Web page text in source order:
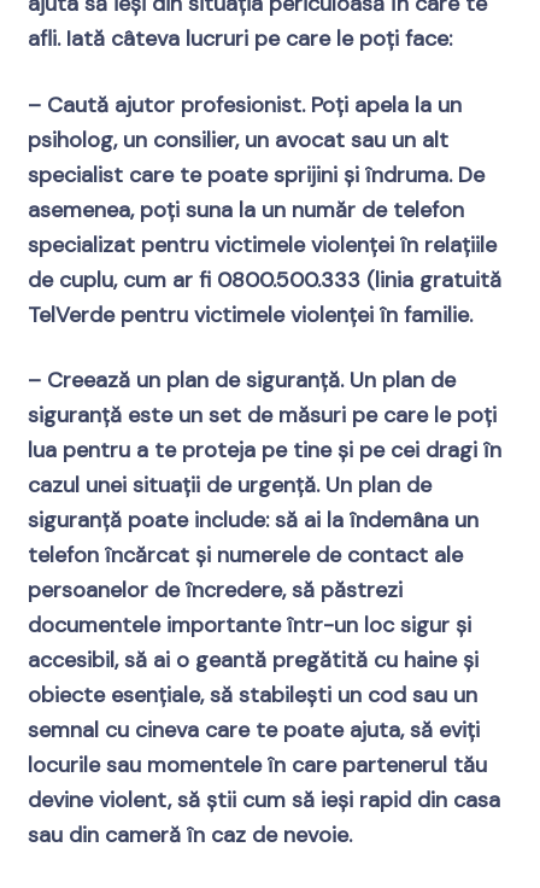
afli. Iată câteva lucruri pe care le poți face:
– Caută ajutor profesionist. Poți apela la un
psiholog, un consilier, un avocat sau un alt
specialist care te poate sprijini și îndruma. De
asemenea, poți suna la un număr de telefon
specializat pentru victimele violenței în relațiile
de cuplu, cum ar fi 0800.500.333 (linia gratuită
TelVerde pentru victimele violenței în familie.
– Creează un plan de siguranță. Un plan de
siguranță este un set de măsuri pe care le poți
lua pentru a te proteja pe tine și pe cei dragi în
cazul unei situații de urgență. Un plan de
siguranță poate include: să ai la îndemâna un
telefon încărcat și numerele de contact ale
persoanelor de încredere, să păstrezi
documentele importante într-un loc sigur și
accesibil, să ai o geantă pregătită cu haine și
obiecte esențiale, să stabilești un cod sau un
semnal cu cineva care te poate ajuta, să eviți
locurile sau momentele în care partenerul tău
devine violent, să știi cum să ieși rapid din casa
sau din cameră în caz de nevoie.